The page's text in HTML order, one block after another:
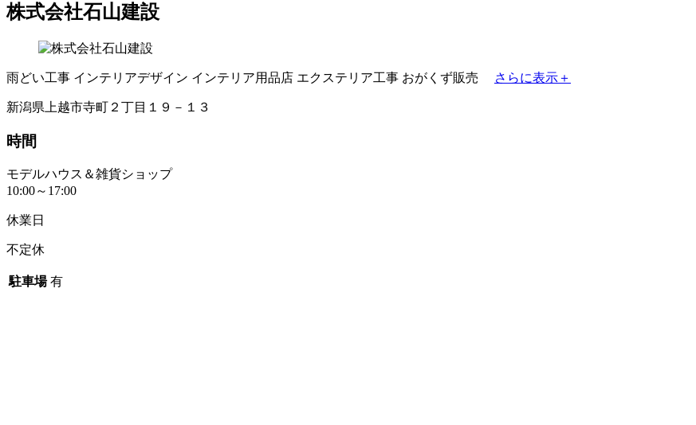
株式会社石山建設
雨どい工事 インテリアデザイン インテリア用品店 エクステリア工事 おがくず販売 さらに表示＋
新潟県上越市寺町２丁目１９－１３
時間
モデルハウス＆雑貨ショップ
10:00～17:00
休業日
不定休
駐車場 有